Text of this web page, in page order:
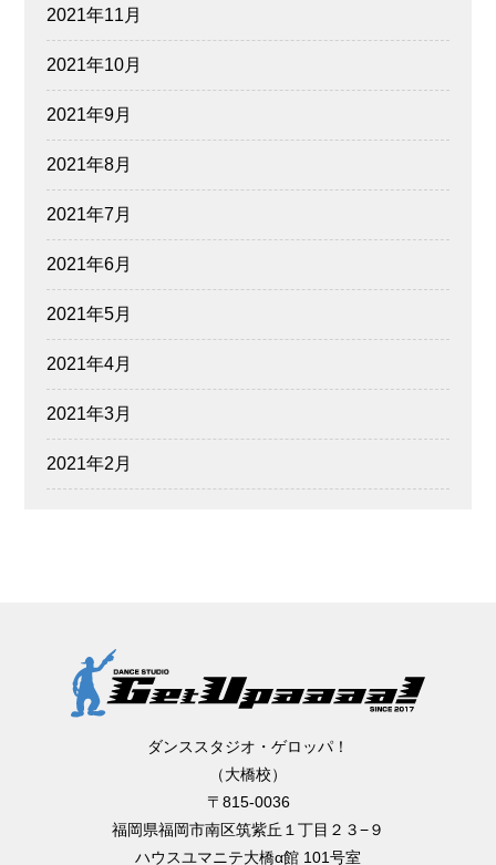
2021年11月
2021年10月
2021年9月
2021年8月
2021年7月
2021年6月
2021年5月
2021年4月
2021年3月
2021年2月
ダンススタジオ・ゲロッパ！
（大橋校）
〒815-0036
福岡県福岡市南区筑紫丘１丁目２３−９
ハウスユマニテ大橋α館 101号室